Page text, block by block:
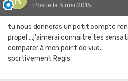
Posté le 3 mai 2015
tu nous donneras un petit compte
propel ...j'aimerai connaitre tes
comparer à mon point de vue..
sportivement Regis.